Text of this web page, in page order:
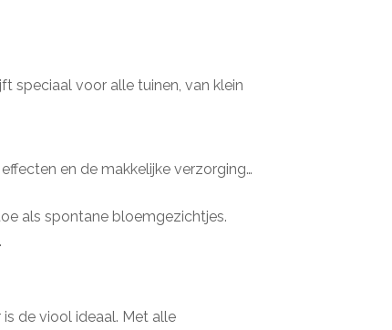
speciaal voor alle tuinen, van klein
en de makkelijke verzorging…
als spontane bloemgezichtjes.
de viool ideaal. Met alle